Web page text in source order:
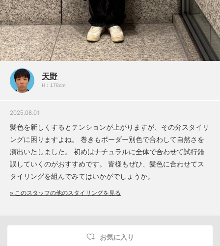
天野
H：178cm
2025.08.01
髪色を新しくするとテンションが上がりますが、その分スタイリ
ングに困りますよね。 巻きもボーダー別色で合わして自然さを
演出いたしました。 初めはナチュラルに全体で合わせて試行錯
誤していくのがおすすめです。 皆様もぜひ、髪色に合わせてス
タイリングを組んでみてはいかがでしょうか。
» このスタッフの他のスタイリングを見る
お気に入り